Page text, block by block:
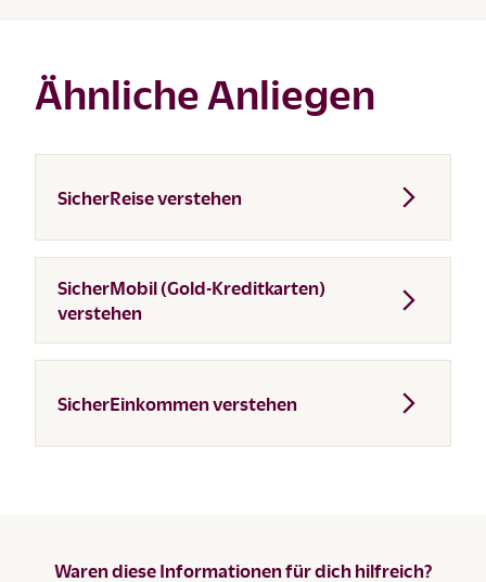
Ähnliche Anliegen
SicherReise verstehen
SicherMobil (Gold-Kreditkarten)
verstehen
SicherEinkommen verstehen
Waren diese Informationen für dich hilfreich?